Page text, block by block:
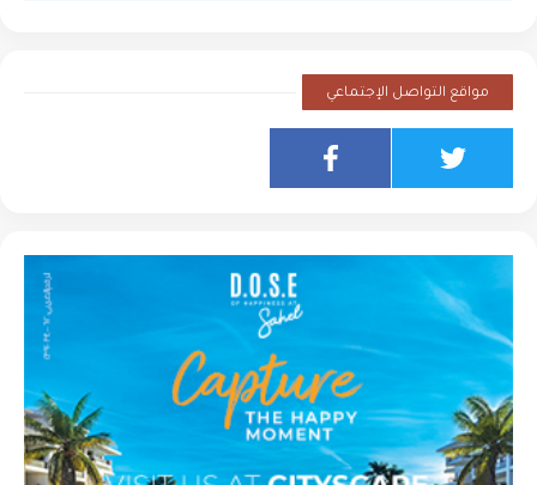
مواقع التواصل الإجتماعي